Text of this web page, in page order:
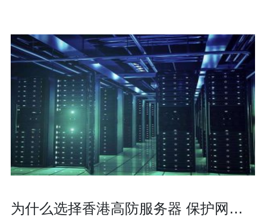
为什么选择香港高防服务器 保护网站